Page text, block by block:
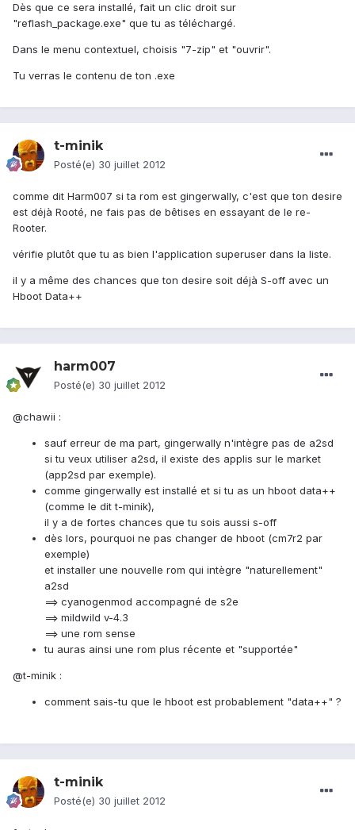
Dès que ce sera installé, fait un clic droit sur
"reflash_package.exe" que tu as téléchargé.
Dans le menu contextuel, choisis "7-zip" et "ouvrir".
Tu verras le contenu de ton .exe
t-minik
Posté(e) 30 juillet 2012
comme dit Harm007 si ta rom est gingerwally, c'est que ton desire
est déjà Rooté, ne fais pas de bêtises en essayant de le re-
Rooter.
vérifie plutôt que tu as bien l'application superuser dans la liste.
il y a même des chances que ton desire soit déjà S-off avec un
Hboot Data++
harm007
Posté(e) 30 juillet 2012
@chawii :
sauf erreur de ma part, gingerwally n'intègre pas de a2sd
si tu veux utiliser a2sd, il existe des applis sur le market
(app2sd par exemple).
comme gingerwally est installé et si tu as un hboot data++
(comme le dit t-minik),
il y a de fortes chances que tu sois aussi s-off
dès lors, pourquoi ne pas changer de hboot (cm7r2 par
exemple)
et installer une nouvelle rom qui intègre "naturellement"
a2sd
==> cyanogenmod accompagné de s2e
==> mildwild v-4.3
==> une rom sense
tu auras ainsi une rom plus récente et "supportée"
@t-minik :
comment sais-tu que le hboot est probablement "data++" ?
t-minik
Posté(e) 30 juillet 2012